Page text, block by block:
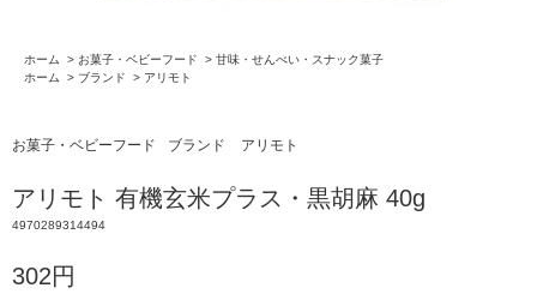
ホーム > お菓子・ベビーフード > 甘味・せんべい・スナック菓子
ホーム
> ブランド > アリモト
お菓子・ベビーフード ブランド アリモト
アリモト 有機玄米プラス・黒胡麻 40g
4970289314494
302円